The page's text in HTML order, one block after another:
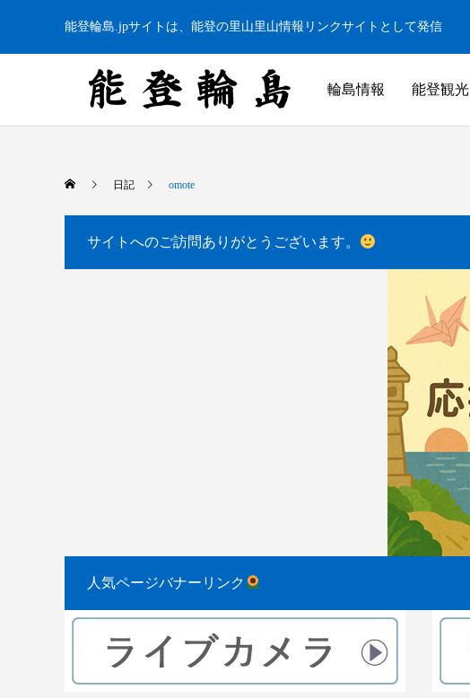
能登輪島.jpサイトは、能登の里山里山情報リンクサイトとして発信
輪島情報 能登観光
今日の白米千枚田
2022.04.10
日記 omote
サイトへのご訪問ありがとうございます。
人気ページバナーリンク